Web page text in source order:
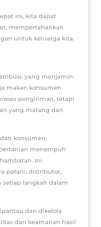
ini, kita dapat
mempertahankan
untuk keluarga kita.
yang menjamin
makan konsumen
pengiriman, tetapi
yang matang dan
konsumen,
menempuh
Ini
petani, distributor,
setiap langkah dalam
dan dikelola
dan keamanan hasil